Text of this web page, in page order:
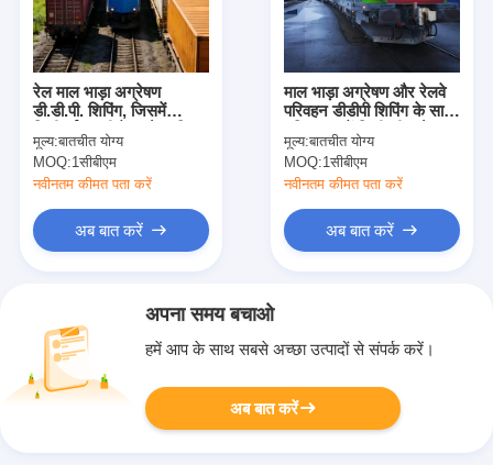
रेल माल भाड़ा अग्रेषण
डी.डी.पी. शिपिंग, जिसमें
डिलीवर्ड ड्यूटी पेड और दुनिया
भर के गंतव्य के लिए वन-स्टॉप
समाधान शामिल है
मूल्य:बातचीत योग्य
MOQ:1सीबीएम
नवीनतम कीमत पता करें
अब बात करें
माल भाड़ा अग्रेषण और रेलवे
परिवहन डीडीपी शिपिंग के साथ,
दुनिया भर में डिलीवरी, और
चीन से यूरोप तक वन-स्टॉप
समाधान
मूल्य:बातचीत योग्य
MOQ:1सीबीएम
नवीनतम कीमत पता करें
अब बात करें
अपना समय बचाओ
हमें आप के साथ सबसे अच्छा उत्पादों से संपर्क करें।
अब बात करें